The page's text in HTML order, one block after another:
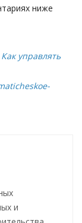
ниже
управлять
и